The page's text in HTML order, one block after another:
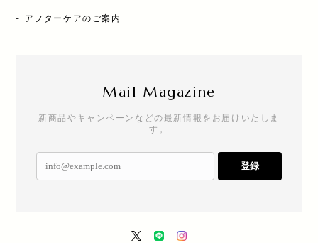
- アフターケアのご案内
Mail Magazine
新商品やキャンペーンなどの最新情報をお届けいたしま
す。
登録